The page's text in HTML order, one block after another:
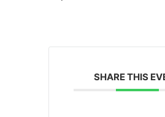
SHARE THIS